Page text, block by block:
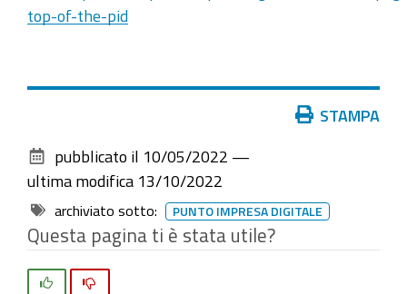
top-of-the-pid
documento
STAMPA
pubblicato il 10/05/2022 —
ultima modifica 13/10/2022
archiviato sotto: PUNTO IMPRESA DIGITALE
Questa pagina ti è stata utile?